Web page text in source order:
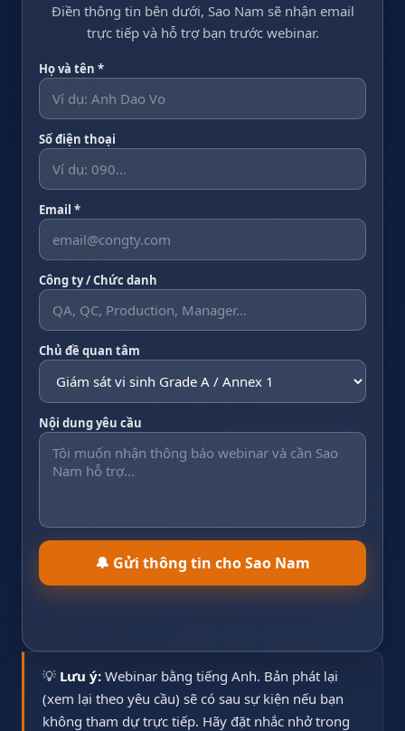
Điền thông tin bên dưới, Sao Nam sẽ nhận email
trực tiếp và hỗ trợ bạn trước webinar.
Họ và tên *
Số điện thoại
Email *
Công ty / Chức danh
Chủ đề quan tâm
Nội dung yêu cầu
🔔 Gửi thông tin cho Sao Nam
💡 Lưu ý: Webinar bằng tiếng Anh. Bản phát lại
(xem lại theo yêu cầu) sẽ có sau sự kiện nếu bạn
không tham dự trực tiếp. Hãy đặt nhắc nhở trong